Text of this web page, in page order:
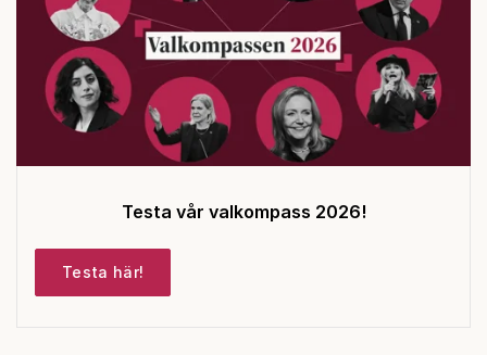
Testa vår valkompass 2026!
Testa här!